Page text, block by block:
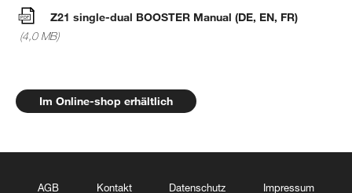
Z21 single-dual BOOSTER Manual (DE, EN, FR)
(4,0 MB)
Im Online-shop erhältlich
AGB Kontakt Datenschutz Impressum